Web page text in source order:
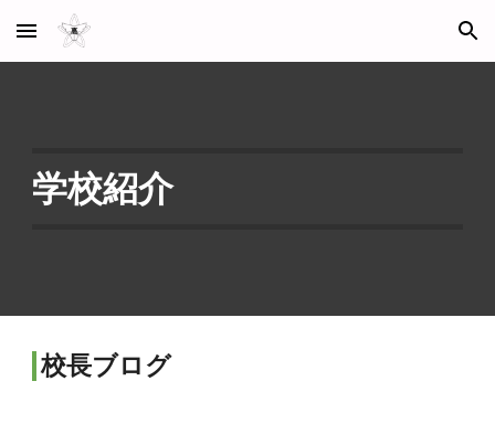
Skip to main content Skip to navigation
学校紹介
校長ブログ